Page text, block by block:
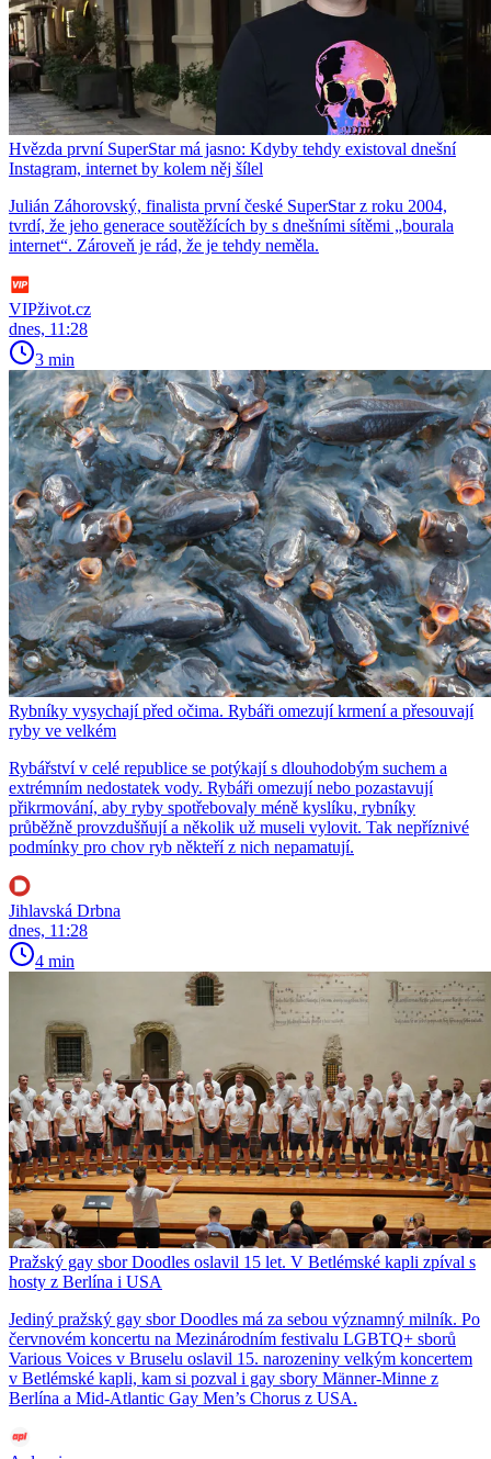
Hvězda první SuperStar má jasno: Kdyby tehdy existoval dnešní
Instagram, internet by kolem něj šílel
Julián Záhorovský, finalista první české SuperStar z roku 2004,
tvrdí, že jeho generace soutěžících by s dnešními sítěmi „bourala
internet“. Zároveň je rád, že je tehdy neměla.
VIPživot.cz
dnes, 11:28
3 min
Rybníky vysychají před očima. Rybáři omezují krmení a přesouvají
ryby ve velkém
Rybářství v celé republice se potýkají s dlouhodobým suchem a
extrémním nedostatek vody. Rybáři omezují nebo pozastavují
přikrmování, aby ryby spotřebovaly méně kyslíku, rybníky
průběžně provzdušňují a několik už museli vylovit. Tak nepříznivé
podmínky pro chov ryb někteří z nich nepamatují.
Jihlavská Drbna
dnes, 11:28
4 min
Pražský gay sbor Doodles oslavil 15 let. V Betlémské kapli zpíval s
hosty z Berlína i USA
Jediný pražský gay sbor Doodles má za sebou významný milník. Po
červnovém koncertu na Mezinárodním festivalu LGBTQ+ sborů
Various Voices v Bruselu oslavil 15. narozeniny velkým koncertem
v Betlémské kapli, kam si pozval i gay sbory Männer-Minne z
Berlína a Mid-Atlantic Gay Men’s Chorus z USA.